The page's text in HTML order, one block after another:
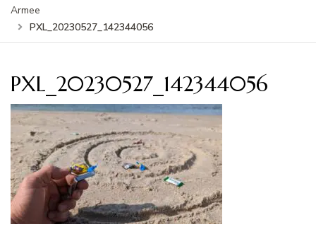
Armee
PXL_20230527_142344056
PXL_20230527_142344056